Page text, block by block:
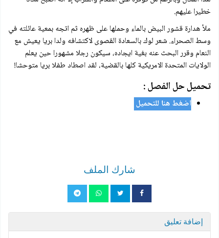
خطيرا عليهم.
ملأ هدارة قشور البيض بالماء وحملها على ظهره ثم اتجه بمعية عائلته في
وسط الصحراء. شعر لوك بالسعادة القصوى لاكتشافه ولدا بريا يعيش مع
النعام وقرر البحث عنه بغية ايجاده، سيكون رجلا مشهورا حين يعلم
الولايات المتحدة الامريكية كلها بالقضية، لقد اصطاد طفلا بريا متوحشا!
تحميل حل الفصل :
اضغط هنا للتحميل
شارك الملف
إضافة تعليق